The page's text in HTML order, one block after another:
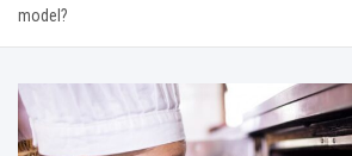
model?